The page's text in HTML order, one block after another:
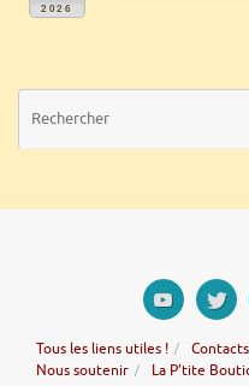
2026
Tous les liens utiles ! Contacts
Nous soutenir
La P’tite